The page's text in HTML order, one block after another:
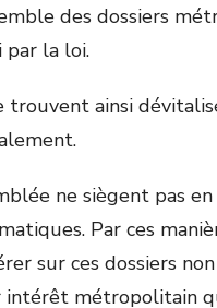
des dossiers
par la loi.
trouvent ainsi
ne siègent pas
Par ces
sur ces dossiers
métropolitain